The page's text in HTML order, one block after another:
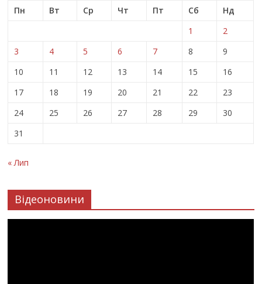
Пн
Вт Ср Чт Пт Сб
Нд
1
2
3
4 5 6 7 8
9
10
11 12 13 14 15
16
17
18 19 20 21 22
23
24
25 26 27 28 29
30
31
« Лип
Відеоновини